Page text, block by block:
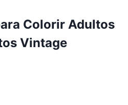
Colorir Adultos
Vintage